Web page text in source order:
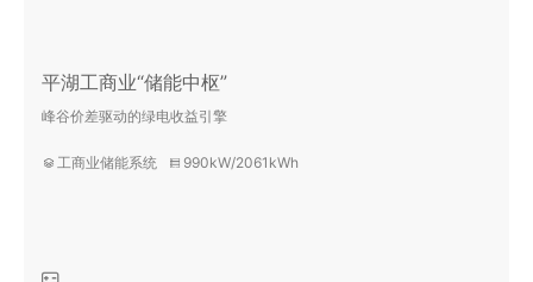
平湖工商业“储能中枢”
峰谷价差驱动的绿电收益引擎
工商业储能系统 990kW/2061kWh